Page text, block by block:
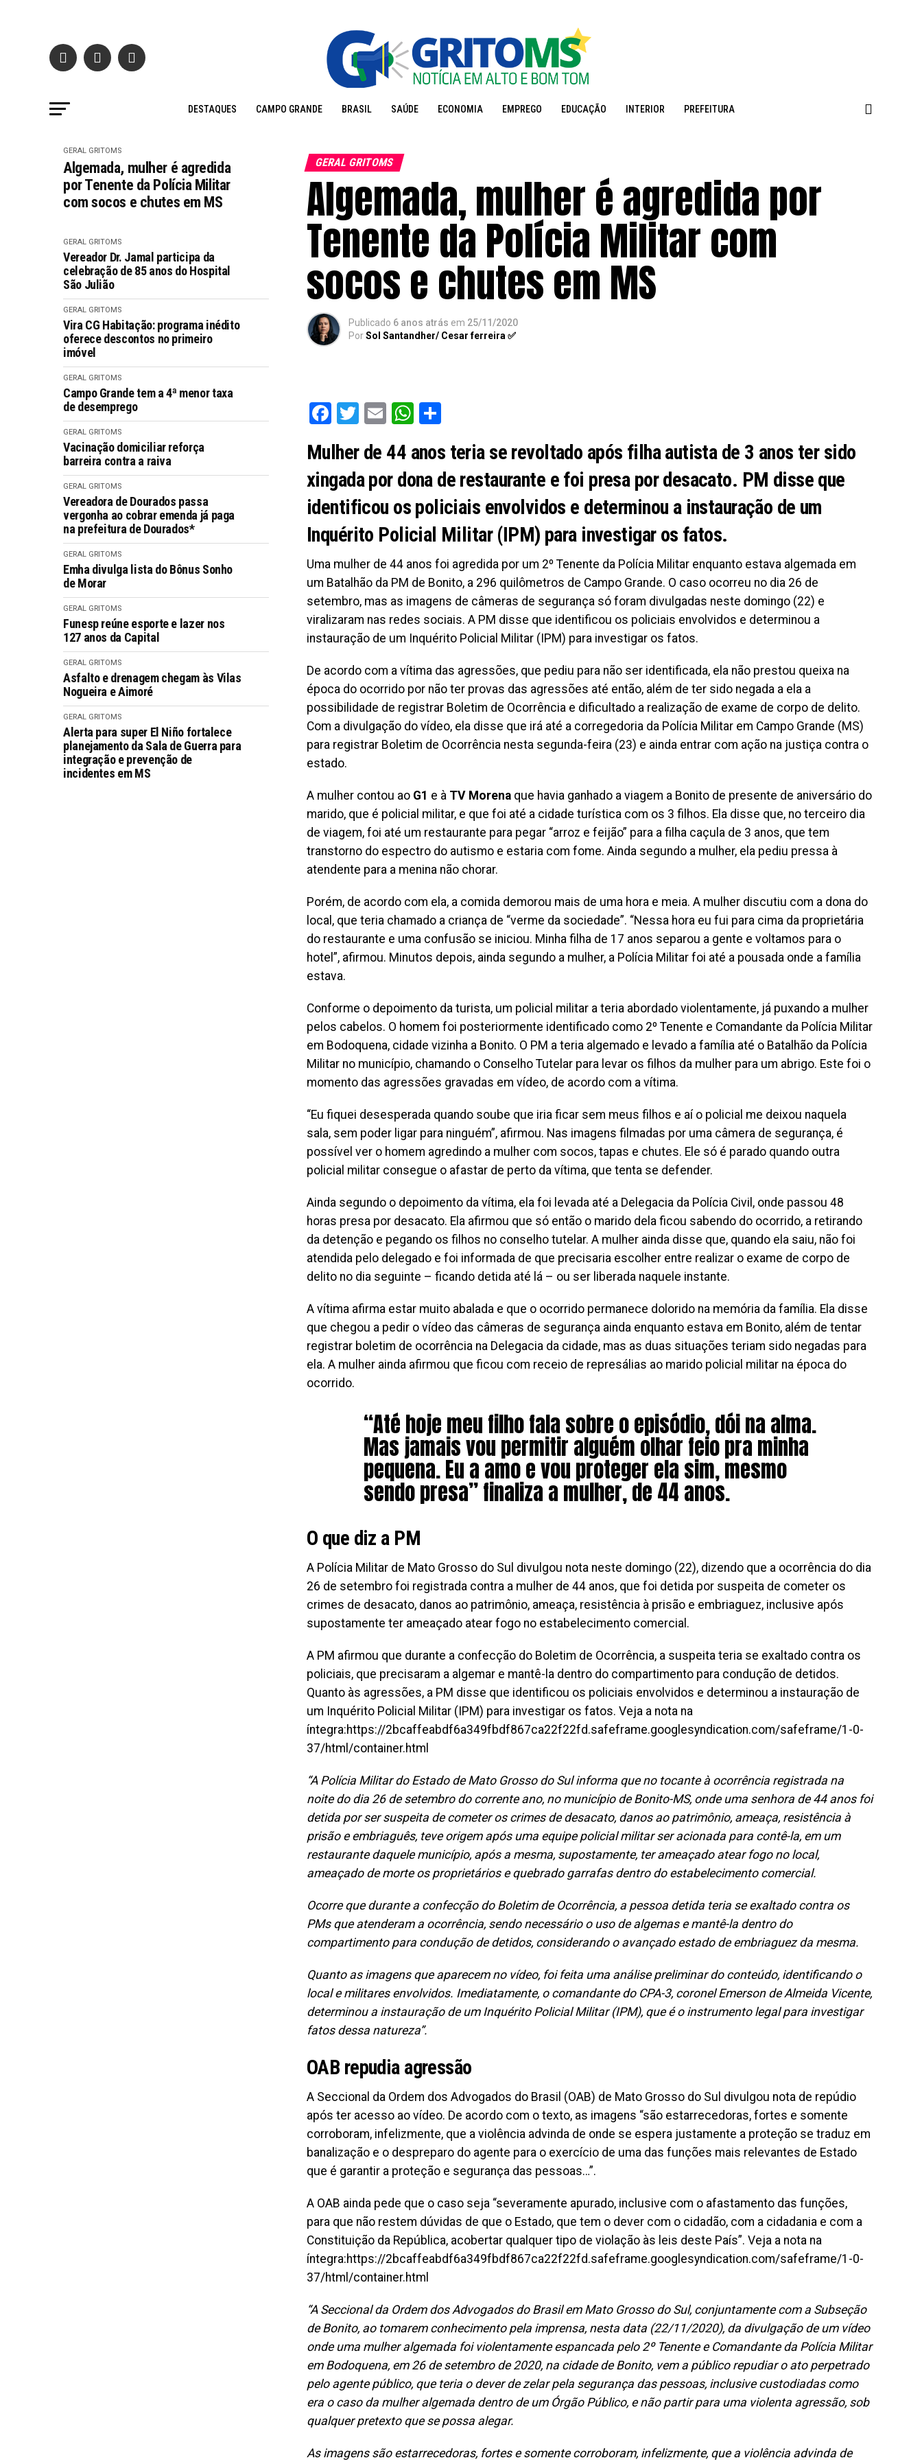
DESTAQUES CAMPO GRANDE BRASIL SAÚDE ECONOMIA EMPREGO EDUCAÇÃO INTERIOR PREFEITURA
GERAL GRITOMS
Algemada, mulher é agredida
por Tenente da Polícia Militar
com socos e chutes em MS
GERAL GRITOMS
Vereador Dr. Jamal participa da
celebração de 85 anos do Hospital
São Julião
GERAL GRITOMS
Vira CG Habitação: programa inédito
oferece descontos no primeiro
imóvel
GERAL GRITOMS
Campo Grande tem a 4ª menor taxa
de desemprego
GERAL GRITOMS
Vacinação domiciliar reforça
barreira contra a raiva
GERAL GRITOMS
Vereadora de Dourados passa
vergonha ao cobrar emenda já paga
na prefeitura de Dourados*
GERAL GRITOMS
Emha divulga lista do Bônus Sonho
de Morar
GERAL GRITOMS
Funesp reúne esporte e lazer nos
127 anos da Capital
GERAL GRITOMS
Asfalto e drenagem chegam às Vilas
Nogueira e Aimoré
GERAL GRITOMS
Alerta para super El Niño fortalece
planejamento da Sala de Guerra para
integração e prevenção de
incidentes em MS
GERAL GRITOMS
Algemada, mulher é agredida por
Tenente da Polícia Militar com
socos e chutes em MS
Publicado 6 anos atrás em 25/11/2020
PorSol Santandher/ Cesar ferreira ✅
Facebook
Twitter
EmailWhatsApp
Mulher de 44 anos teria se revoltado após filha autista de 3 anos ter sido
xingada por dona de restaurante e foi presa por desacato. PM disse que
identificou os policiais envolvidos e determinou a instauração de um
Inquérito Policial Militar (IPM) para investigar os fatos.
Uma mulher de 44 anos foi agredida por um 2º Tenente da Polícia Militar enquanto estava algemada em
um Batalhão da PM de Bonito, a 296 quilômetros de Campo Grande. O caso ocorreu no dia 26 de
setembro, mas as imagens de câmeras de segurança só foram divulgadas neste domingo (22) e
viralizaram nas redes sociais. A PM disse que identificou os policiais envolvidos e determinou a
instauração de um Inquérito Policial Militar (IPM) para investigar os fatos.
De acordo com a vítima das agressões, que pediu para não ser identificada, ela não prestou queixa na
época do ocorrido por não ter provas das agressões até então, além de ter sido negada a ela a
possibilidade de registrar Boletim de Ocorrência e dificultado a realização de exame de corpo de delito.
Com a divulgação do vídeo, ela disse que irá até a corregedoria da Polícia Militar em Campo Grande (MS)
para registrar Boletim de Ocorrência nesta segunda-feira (23) e ainda entrar com ação na justiça contra o
estado.
A mulher contou ao G1 e à TV Morena que havia ganhado a viagem a Bonito de presente de aniversário do
marido, que é policial militar, e que foi até a cidade turística com os 3 filhos. Ela disse que, no terceiro dia
de viagem, foi até um restaurante para pegar “arroz e feijão” para a filha caçula de 3 anos, que tem
transtorno do espectro do autismo e estaria com fome. Ainda segundo a mulher, ela pediu pressa à
atendente para a menina não chorar.
Porém, de acordo com ela, a comida demorou mais de uma hora e meia. A mulher discutiu com a dona do
local, que teria chamado a criança de “verme da sociedade”. “Nessa hora eu fui para cima da proprietária
do restaurante e uma confusão se iniciou. Minha filha de 17 anos separou a gente e voltamos para o
hotel”, afirmou. Minutos depois, ainda segundo a mulher, a Polícia Militar foi até a pousada onde a família
estava.
Conforme o depoimento da turista, um policial militar a teria abordado violentamente, já puxando a mulher
pelos cabelos. O homem foi posteriormente identificado como 2º Tenente e Comandante da Polícia Militar
em Bodoquena, cidade vizinha a Bonito. O PM a teria algemado e levado a família até o Batalhão da Polícia
Militar no município, chamando o Conselho Tutelar para levar os filhos da mulher para um abrigo. Este foi o
momento das agressões gravadas em vídeo, de acordo com a vítima.
“Eu fiquei desesperada quando soube que iria ficar sem meus filhos e aí o policial me deixou naquela
sala, sem poder ligar para ninguém”, afirmou. Nas imagens filmadas por uma câmera de segurança, é
possível ver o homem agredindo a mulher com socos, tapas e chutes. Ele só é parado quando outra
policial militar consegue o afastar de perto da vítima, que tenta se defender.
Ainda segundo o depoimento da vítima, ela foi levada até a Delegacia da Polícia Civil, onde passou 48
horas presa por desacato. Ela afirmou que só então o marido dela ficou sabendo do ocorrido, a retirando
da detenção e pegando os filhos no conselho tutelar. A mulher ainda disse que, quando ela saiu, não foi
atendida pelo delegado e foi informada de que precisaria escolher entre realizar o exame de corpo de
delito no dia seguinte – ficando detida até lá – ou ser liberada naquele instante.
A vítima afirma estar muito abalada e que o ocorrido permanece dolorido na memória da família. Ela disse
que chegou a pedir o vídeo das câmeras de segurança ainda enquanto estava em Bonito, além de tentar
registrar boletim de ocorrência na Delegacia da cidade, mas as duas situações teriam sido negadas para
ela. A mulher ainda afirmou que ficou com receio de represálias ao marido policial militar na época do
ocorrido.
“Até hoje meu filho fala sobre o episódio, dói na alma.
Mas jamais vou permitir alguém olhar feio pra minha
pequena. Eu a amo e vou proteger ela sim, mesmo
sendo presa” finaliza a mulher, de 44 anos.
O que diz a PM
A Polícia Militar de Mato Grosso do Sul divulgou nota neste domingo (22), dizendo que a ocorrência do dia
26 de setembro foi registrada contra a mulher de 44 anos, que foi detida por suspeita de cometer os
crimes de desacato, danos ao patrimônio, ameaça, resistência à prisão e embriaguez, inclusive após
supostamente ter ameaçado atear fogo no estabelecimento comercial.
A PM afirmou que durante a confecção do Boletim de Ocorrência, a suspeita teria se exaltado contra os
policiais, que precisaram a algemar e mantê-la dentro do compartimento para condução de detidos.
Quanto às agressões, a PM disse que identificou os policiais envolvidos e determinou a instauração de
um Inquérito Policial Militar (IPM) para investigar os fatos. Veja a nota na
íntegra:https://2bcaffeabdf6a349fbdf867ca22f22fd.safeframe.googlesyndication.com/safeframe/1-0-
37/html/container.html
“A Polícia Militar do Estado de Mato Grosso do Sul informa que no tocante à ocorrência registrada na
noite do dia 26 de setembro do corrente ano, no município de Bonito-MS, onde uma senhora de 44 anos foi
detida por ser suspeita de cometer os crimes de desacato, danos ao patrimônio, ameaça, resistência à
prisão e embriaguês, teve origem após uma equipe policial militar ser acionada para contê-la, em um
restaurante daquele município, após a mesma, supostamente, ter ameaçado atear fogo no local,
ameaçado de morte os proprietários e quebrado garrafas dentro do estabelecimento comercial.
Ocorre que durante a confecção do Boletim de Ocorrência, a pessoa detida teria se exaltado contra os
PMs que atenderam a ocorrência, sendo necessário o uso de algemas e mantê-la dentro do
compartimento para condução de detidos, considerando o avançado estado de embriaguez da mesma.
Quanto as imagens que aparecem no vídeo, foi feita uma análise preliminar do conteúdo, identificando o
local e militares envolvidos. Imediatamente, o comandante do CPA-3, coronel Emerson de Almeida Vicente,
determinou a instauração de um Inquérito Policial Militar (IPM), que é o instrumento legal para investigar
fatos dessa natureza”.
OAB repudia agressão
A Seccional da Ordem dos Advogados do Brasil (OAB) de Mato Grosso do Sul divulgou nota de repúdio
após ter acesso ao vídeo. De acordo com o texto, as imagens “são estarrecedoras, fortes e somente
corroboram, infelizmente, que a violência advinda de onde se espera justamente a proteção se traduz em
banalização e o despreparo do agente para o exercício de uma das funções mais relevantes de Estado
que é garantir a proteção e segurança das pessoas…”.
A OAB ainda pede que o caso seja “severamente apurado, inclusive com o afastamento das funções,
para que não restem dúvidas de que o Estado, que tem o dever com o cidadão, com a cidadania e com a
Constituição da República, acobertar qualquer tipo de violação às leis deste País”. Veja a nota na
íntegra:https://2bcaffeabdf6a349fbdf867ca22f22fd.safeframe.googlesyndication.com/safeframe/1-0-
37/html/container.html
“A Seccional da Ordem dos Advogados do Brasil em Mato Grosso do Sul, conjuntamente com a Subseção
de Bonito, ao tomarem conhecimento pela imprensa, nesta data (22/11/2020), da divulgação de um vídeo
onde uma mulher algemada foi violentamente espancada pelo 2º Tenente e Comandante da Polícia Militar
em Bodoquena, em 26 de setembro de 2020, na cidade de Bonito, vem a público repudiar o ato perpetrado
pelo agente público, que teria o dever de zelar pela segurança das pessoas, inclusive custodiadas como
era o caso da mulher algemada dentro de um Órgão Público, e não partir para uma violenta agressão, sob
qualquer pretexto que se possa alegar.
As imagens são estarrecedoras, fortes e somente corroboram, infelizmente, que a violência advinda de